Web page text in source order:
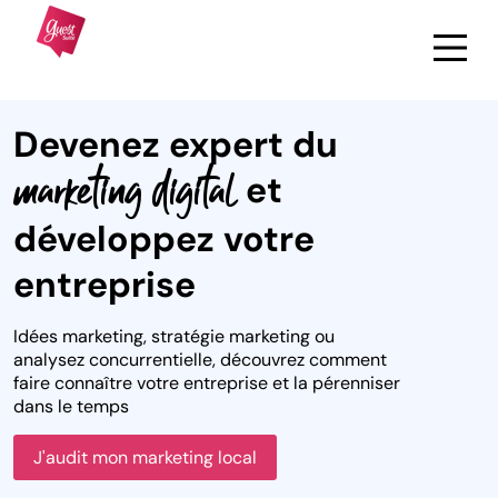
Devenez expert du
marketing digitalet
développez votre
entreprise
Idées marketing, stratégie marketing ou
analysez concurrentielle, découvrez comment
faire connaître votre entreprise et la pérenniser
dans le temps
J'audit mon marketing local